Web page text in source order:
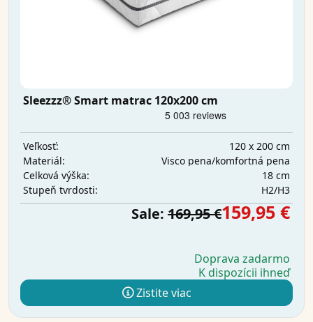
Sleezzz® Smart matrac 120x200 cm
Veľkosť:
120 x 200 cm
Materiál:
Visco pena/komfortná pena
Celková výška:
18 cm
Stupeň tvrdosti:
H2/H3
Sale: 169,95 €159,95 €
Doprava zadarmo
K dispozícii ihneď
Zistite viac